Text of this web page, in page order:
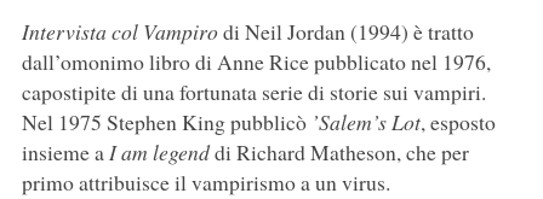
Intervista col Vampirodi Neil Jordan (1994) è tratto
dall’omonimo libro di Anne Rice pubblicato nel 1976,
capostipite di una fortunata serie di storie sui vampiri.
Nel 1975 Stephen King pubblicò ’Salem’s Lot, esposto
insieme aI am legenddi Richard Matheson, che per
primo attribuisce il vampirismo a un virus.